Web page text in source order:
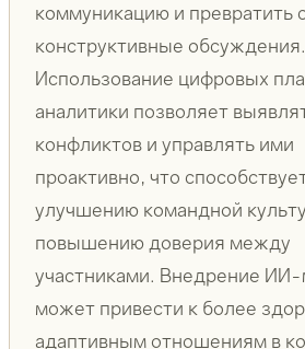
коммуникацию и превратить
конструктивные обсуждения.
Использование цифровых
аналитики позволяет
конфликтов и управлять ими
проактивно, что
улучшению командной
повышению доверия между
участниками. Внедрение
может привести к более
адаптивным отношениям в